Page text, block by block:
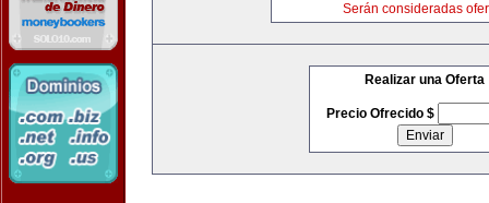
Serán consideradas
Realizar una Oferta
Precio Ofrecido $